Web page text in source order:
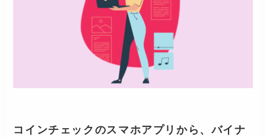
コインチェックのスマホアプリから、バイナ